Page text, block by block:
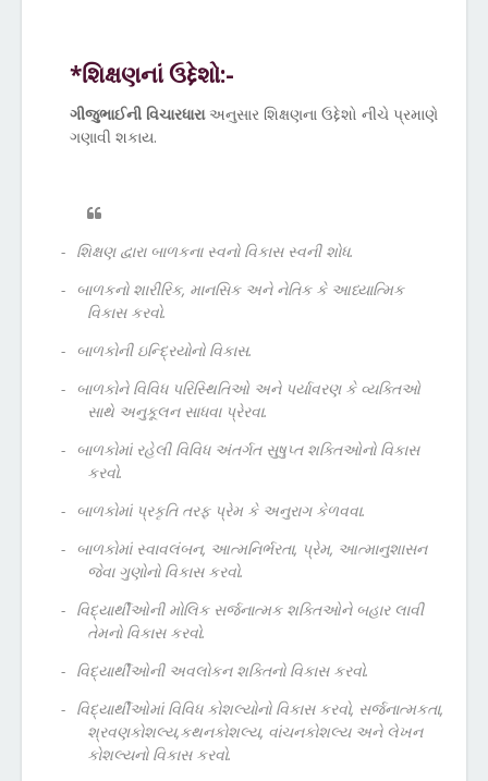
*શિક્ષણનાં ઉદ્દેશો:-
ગીજુભાઈની વિચારધારાઅનુસાર શિક્ષણના ઉદ્દેશો નીચે પ્રમાણે
ગણાવી શકાય.
- શિક્ષણ દ્વારા બાળકના સ્વનો વિકાસ સ્વની શોધ.
-
બાળકનો શારીરિક, માનસિક અને નેતિક કે આધ્યાત્મિક
વિકાસ કરવો.
-
બાળકોની ઇન્દ્રિયોનો વિકાસ.
-
બાળકોને વિવિધ પરિસ્થિતિઓ અને પર્યાવરણ કે વ્યક્તિઓ
સાથે અનુકૂલન સાધવા પ્રેરવા.
-
બાળકોમાં રહેલી વિવિધ અંતર્ગત સુષુપ્ત શક્તિઓનો વિકાસ
કરવો.
-
બાળકોમાં પ્રકૃતિ તરફ પ્રેમ કે અનુરાગ કેળવવા.
-
બાળકોમાં સ્વાવલંબન, આત્મનિર્ભરતા, પ્રેમ, આત્માનુશાસન
જેવા ગુણોનો વિકાસ કરવો.
- વિદ્યાર્થીઓની મોલિક સર્જનાત્મક શક્તિઓને બહાર લાવી
તેમનો વિકાસ કરવો.
- વિદ્યાર્થીઓની અવલોકન શક્તિનો વિકાસ કરવો.
- વિદ્યાર્થીઓમાં વિવિધ કોશલ્યોનો વિકાસ કરવો, સર્જનાત્મકતા,
શ્રવણકોશલ્ય,કથનકોશલ્ય, વાંચનકોશલ્ય અને લેખન
કોશલ્યનો વિકાસ કરવો.